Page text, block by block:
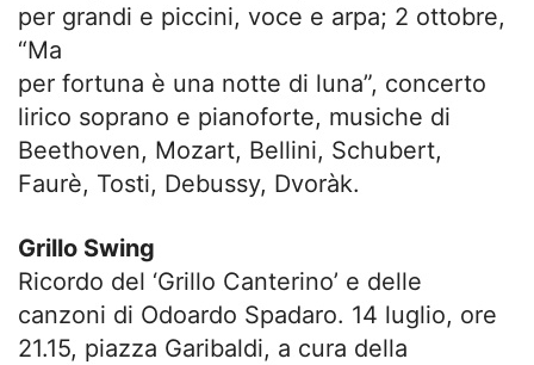
per grandi e piccini, voce e arpa; 2 ottobre,
“Ma
per fortuna è una notte di luna”, concerto
lirico soprano e pianoforte, musiche di
Beethoven, Mozart, Bellini, Schubert,
Faurè, Tosti, Debussy, Dvoràk.
Grillo Swing
Ricordo del ‘Grillo Canterino’ e delle
canzoni di Odoardo Spadaro. 14 luglio, ore
21.15, piazza Garibaldi, a cura della